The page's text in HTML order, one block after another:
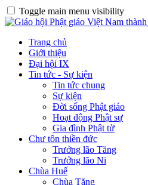
Toggle main menu visibility
Trang chủ
Giới thiệu
Đại hội IX
Tin tức - Sự kiện
Tin tức chung
Sự kiện
Đời sống Phật giáo
Hoạt động Phật sự
Gia đình Phật tử
Chư tôn thiền đức
Trưởng lão Tăng
Trưởng lão Ni
Chùa Huế
Chùa Tăng